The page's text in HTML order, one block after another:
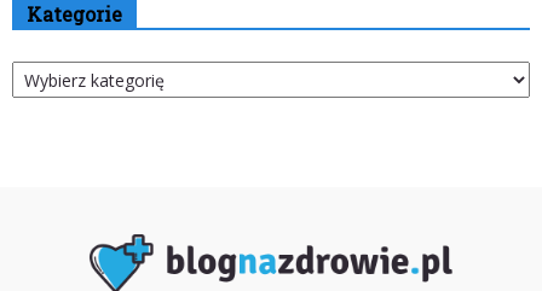
Kategorie
Kategorie